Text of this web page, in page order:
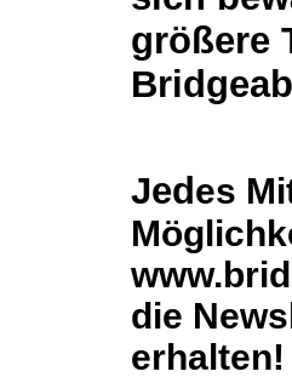
größere
Jedes
die
erhalten!